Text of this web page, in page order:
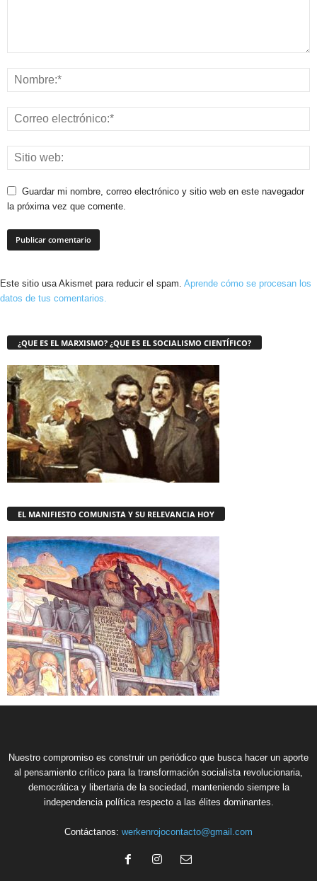
Guardar mi nombre, correo electrónico y sitio web en este navegador
la próxima vez que comente.
Este sitio usa Akismet para reducir el spam. Aprende cómo se procesan los
datos de tus comentarios.
¿QUE ES EL MARXISMO? ¿QUE ES EL SOCIALISMO CIENTÍFICO?
EL MANIFIESTO COMUNISTA Y SU RELEVANCIA HOY
Nuestro compromiso es construir un periódico que busca hacer un aporte
al pensamiento crítico para la transformación socialista revolucionaria,
democrática y libertaria de la sociedad, manteniendo siempre la
independencia política respecto a las élites dominantes.
Contáctanos: werkenrojocontacto@gmail.com